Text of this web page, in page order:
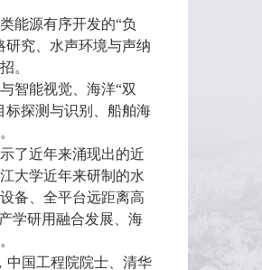
能源有序开发的“负
研究、水声环境与声纳
。
智能视觉、海洋“双
标探测与识别、船舶海
了近年来涌现出的近
大学近年来研制的水
备、全平台远距离高
学研用融合发展、海
中国工程院院士、清华